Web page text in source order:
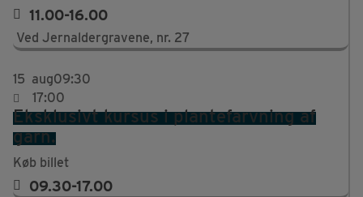
11.00-16.00
Ved Jernaldergravene, nr. 27
15 aug09:30
17:00
Eksklusivt kursus i plantefarvning af
garn.
Køb billet
09.30-17.00